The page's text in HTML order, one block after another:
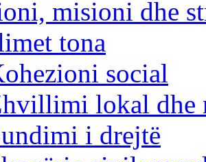
misioni dhe
tona
social
lokal dhe
i drejtë